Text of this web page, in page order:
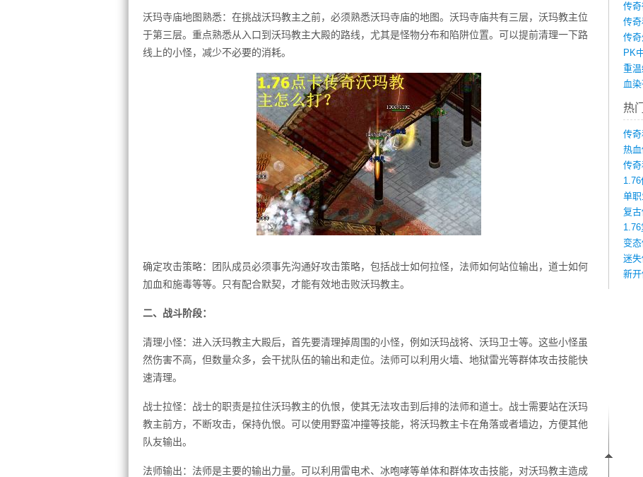
沃玛寺庙地图熟悉：在挑战沃玛教主之前，必须熟悉沃玛寺庙的地图。沃玛寺庙共有三层，沃玛教主位
于第三层。重点熟悉从入口到沃玛教主大殿的路线，尤其是怪物分布和陷阱位置。可以提前清理一下路
线上的小怪，减少不必要的消耗。
确定攻击策略：团队成员必须事先沟通好攻击策略，包括战士如何拉怪，法师如何站位输出，道士如何
加血和施毒等等。只有配合默契，才能有效地击败沃玛教主。
二、战斗阶段：
清理小怪：进入沃玛教主大殿后，首先要清理掉周围的小怪，例如沃玛战将、沃玛卫士等。这些小怪虽
然伤害不高，但数量众多，会干扰队伍的输出和走位。法师可以利用火墙、地狱雷光等群体攻击技能快
速清理。
战士拉怪：战士的职责是拉住沃玛教主的仇恨，使其无法攻击到后排的法师和道士。战士需要站在沃玛
教主前方，不断攻击，保持仇恨。可以使用野蛮冲撞等技能，将沃玛教主卡在角落或者墙边，方便其他
队友输出。
法师输出：法师是主要的输出力量。可以利用雷电术、冰咆哮等单体和群体攻击技能，对沃玛教主造成
传
PK
热
传
热
传
单
复
变
迷
新